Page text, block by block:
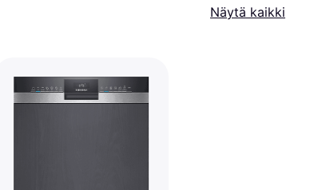
Näytä kaikki